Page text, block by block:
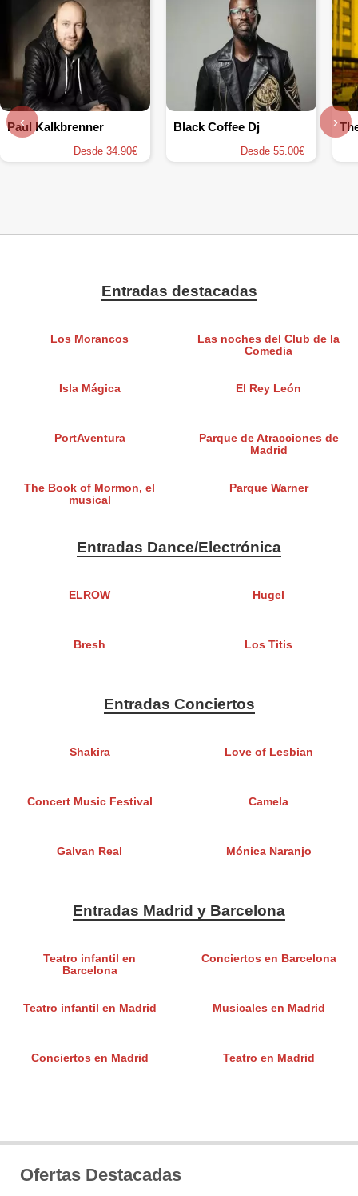
Paul Kalkbrenner
Desde 34.90€
Black Coffee Dj
Desde 55.00€
‹ ›
Entradas destacadas
Los Morancos
Las noches del Club de la
Comedia
Isla Mágica El Rey León
PortAventura
Parque de Atracciones de
Madrid
The Book of Mormon, el
musical
Parque Warner
Entradas Dance/Electrónica
ELROW Hugel
Bresh Los Titis
Entradas Conciertos
Shakira Love of Lesbian
Concert Music Festival Camela
Galvan Real Mónica Naranjo
Entradas Madrid y Barcelona
Teatro infantil en
Barcelona
Conciertos en Barcelona
Teatro infantil en Madrid Musicales en Madrid
Conciertos en Madrid Teatro en Madrid
Ofertas Destacadas